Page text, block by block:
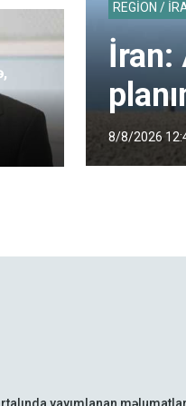
REGİON /
İran:
8/8/2026